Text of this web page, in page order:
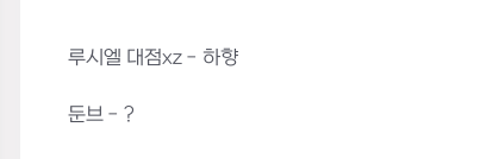
루시엘 대점xz - 하향
둔브 - ?